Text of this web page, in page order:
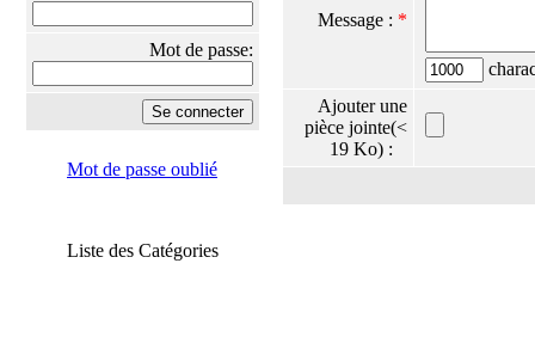
Mot de passe:
Mot de passe oublié
Liste des Catégories
Message : *
Ajouter une
pièce jointe(<
19 Ko) :